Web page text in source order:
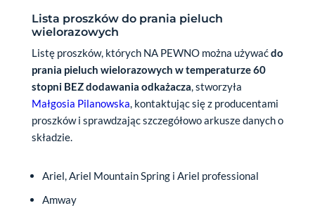
Lista proszków do prania pieluch
wielorazowych
Listę proszków, których NA PEWNO można używaćdo
prania pieluch wielorazowych w temperaturze 60
stopni BEZ dodawania odkażacza, stworzyła
Małgosia Pilanowska, kontaktując się z producentami
proszków i sprawdzając szczegółowo arkusze danych o
składzie.
Ariel, Ariel Mountain Spring i Ariel professional
Amway